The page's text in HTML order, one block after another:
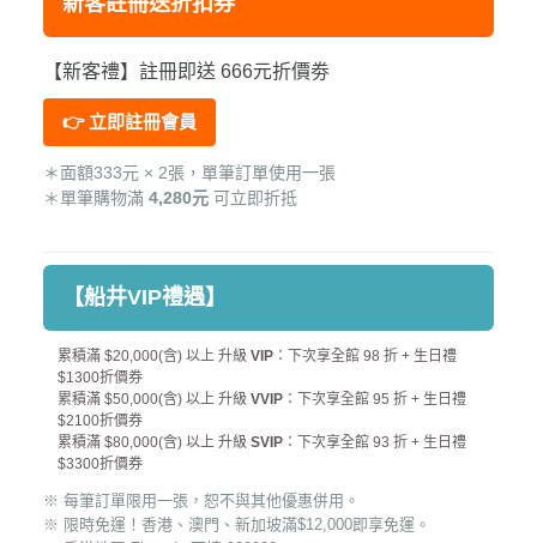
👉 立即註冊會員
＊面額333元 × 2張，單筆訂單使用一張
＊單筆購物滿4,280元可立即折抵
【船井VIP禮遇】
累積滿 $20,000(含) 以上 升級VIP：下次享全館 98 折 + 生日禮
$1300折價券
累積滿 $50,000(含) 以上 升級
$2100折價券
累積滿 $80,000(含) 以上 升級
$3300折價券
※ 每筆訂單限用一張，恕不與其他優惠併用。
※ 限時免運！香港、澳門、新加坡滿$12,000即享免運。
※ 香港地區 Zipcode 可填000000。